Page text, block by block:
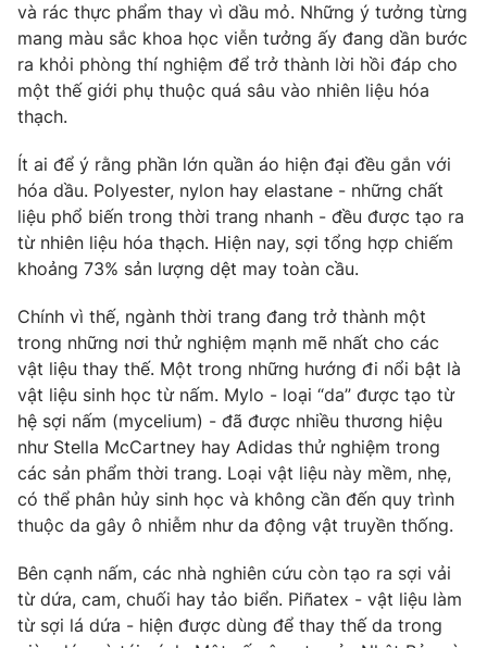
Tổng Biên tập:Vũ Thanh Thủy
Phó Tổng Biên tập:Nguyễn Thị Mỹ Hạnh, Phạm Quốc Thắng,
Nguyễn Trọng Ninh
Tổng đài VTV: 024.38 355 931 - 024.38 355 932
Ðiện thoại Thời báo VTV:
Email:toasoan@vtv.vn
Liên hệ quảng cáo:024-7300.7108
® Cấm sao chép dưới mọi hình thức nếu không có sự chấp
thuận bằng văn bản. Ghi rõ nguồn VTV.vn khi phát hành lại
và rác thực phẩm thay vì dầu mỏ. Những ý tưởng từng
mang màu sắc khoa học viễn tưởng ấy đang dần bước
ra khỏi phòng thí nghiệm để trở thành lời hồi đáp cho
một thế giới phụ thuộc quá sâu vào nhiên liệu hóa
thạch.
Ít ai để ý rằng phần lớn quần áo hiện đại đều gắn với
hóa dầu. Polyester, nylon hay elastane - những chất
liệu phổ biến trong thời trang nhanh - đều được tạo ra
từ nhiên liệu hóa thạch. Hiện nay, sợi tổng hợp chiếm
khoảng 73% sản lượng dệt may toàn cầu.
Chính vì thế, ngành thời trang đang trở thành một
trong những nơi thử nghiệm mạnh mẽ nhất cho các
vật liệu thay thế. Một trong những hướng đi nổi bật là
vật liệu sinh học từ nấm. Mylo - loại “da” được tạo từ
hệ sợi nấm (mycelium) - đã được nhiều thương hiệu
như Stella McCartney hay Adidas thử nghiệm trong
các sản phẩm thời trang. Loại vật liệu này mềm, nhẹ,
có thể phân hủy sinh học và không cần đến quy trình
thuộc da gây ô nhiễm như da động vật truyền thống.
Bên cạnh nấm, các nhà nghiên cứu còn tạo ra sợi vải
từ dứa, cam, chuối hay tảo biển. Piñatex - vật liệu làm
từ sợi lá dứa - hiện được dùng để thay thế da trong